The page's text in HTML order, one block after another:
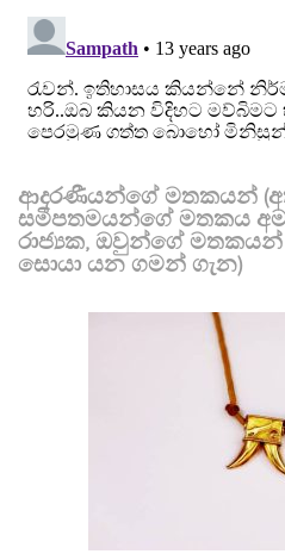
ආදරණීයන්ගේ මතකයන්
සමීපතමයන්ගේ මතකය
රාජ්‍යක, ඔවුන්ගේ
සොයා යන ගමන් ගැන)